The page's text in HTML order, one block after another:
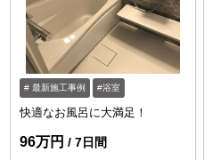
最新施工事例 浴室
快適なお風呂に大満足！
96万円 7日間